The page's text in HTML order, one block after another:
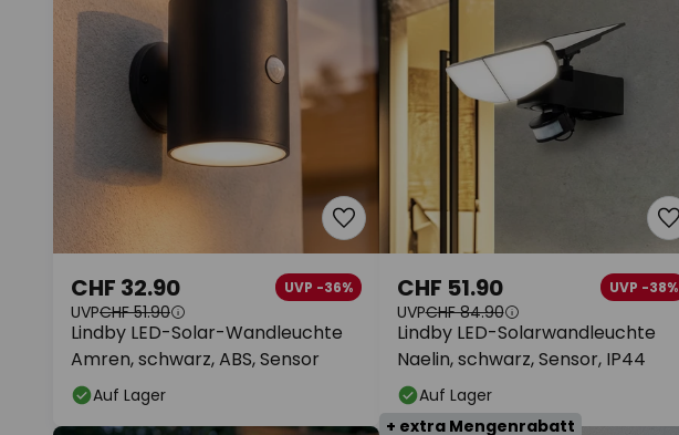
Lindby LED-Solar-Wandleuchte
Amren, schwarz, ABS, Sensor
CHF 32.90 UVP -36%
UVPCHF 51.90
Auf Lager
Lindby LED-Solarwandleuchte
Naelin, schwarz, Sensor, IP44
CHF 51.90 UVP -38%
UVPCHF 84.90
Auf Lager
+ extra Mengenrabatt